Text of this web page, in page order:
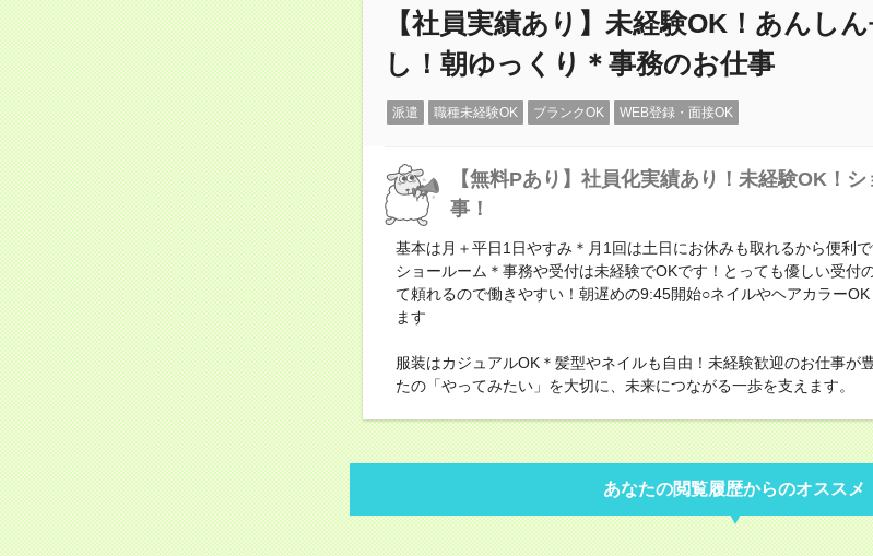
【社員実績あり】未経験OK！あんし
し！朝ゆっくり＊事務のお仕事
派遣 職種未経験OK ブランクOK WEB登録・面接OK
【無料Pあり】社員化実績あり！未経験OK！
事！
基本は月＋平日1日やすみ＊月1回は土日にお休みも取れるから便利
ショールーム＊事務や受付は未経験でOKです！とっても優しい受付
て頼れるので働きやすい！朝遅めの9:45開始○ネイルやヘアカラー
ます
服装はカジュアルOK＊髪型やネイルも自由！未経験歓迎のお仕事が
たの「やってみたい」を大切に、未来につながる一歩を支えます。
あなたの閲覧履歴からのオススメ